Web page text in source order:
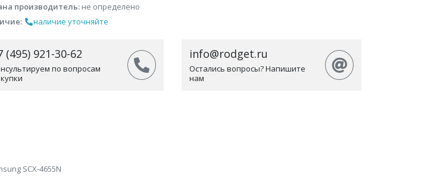
производитель: не определено
наличие уточняйте
(495) 921-30-62
по вопросам
info@rodget.ru
Остались вопросы? Напишите
нам
SCX-4655N